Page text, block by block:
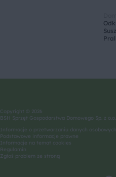
Copyright © 2026
BSH Sprzęt Gospodarstwa Domowego Sp. z
Informacje o przetwarzaniu danych osobowych
Podstawowe informacje prawne
Informacje na temat cookies
Regulamin
Zgłoś problem ze stroną